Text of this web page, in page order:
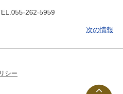
262-5959
次の情報
シー